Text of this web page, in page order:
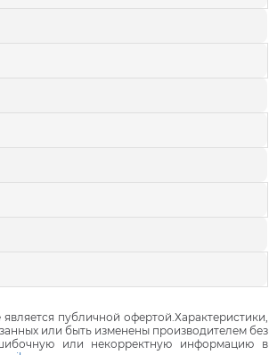
публичной офертой.Характеристики,
или быть изменены производителем без
или некорректную информацию в